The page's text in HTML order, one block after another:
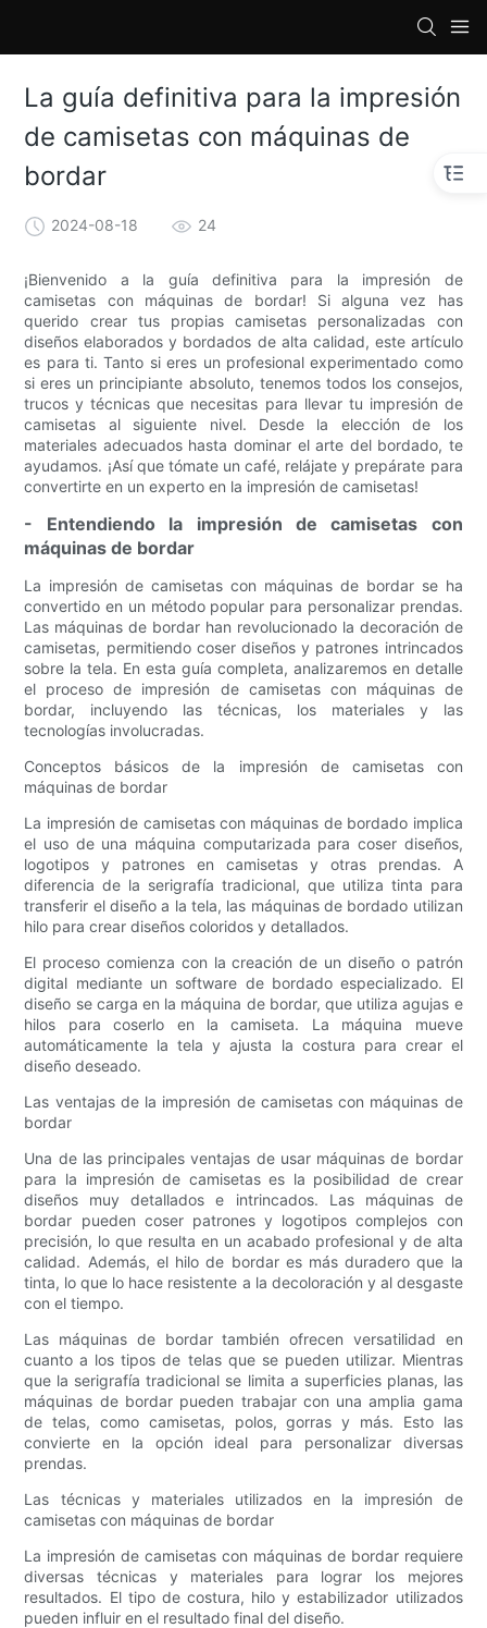
La guía definitiva para la impresión
de camisetas con máquinas de
bordar
2024-08-18 24
¡Bienvenido a la guía definitiva para la impresión de
camisetas con máquinas de bordar! Si alguna vez has
querido crear tus propias camisetas personalizadas con
diseños elaborados y bordados de alta calidad, este artículo
es para ti. Tanto si eres un profesional experimentado como
si eres un principiante absoluto, tenemos todos los consejos,
trucos y técnicas que necesitas para llevar tu impresión de
camisetas al siguiente nivel. Desde la elección de los
materiales adecuados hasta dominar el arte del bordado, te
ayudamos. ¡Así que tómate un café, relájate y prepárate para
convertirte en un experto en la impresión de camisetas!
- Entendiendo la impresión de camisetas con
máquinas de bordar
La impresión de camisetas con máquinas de bordar se ha
convertido en un método popular para personalizar prendas.
Las máquinas de bordar han revolucionado la decoración de
camisetas, permitiendo coser diseños y patrones intrincados
sobre la tela. En esta guía completa, analizaremos en detalle
el proceso de impresión de camisetas con máquinas de
bordar, incluyendo las técnicas, los materiales y las
tecnologías involucradas.
Conceptos básicos de la impresión de camisetas con
máquinas de bordar
La impresión de camisetas con máquinas de bordado implica
el uso de una máquina computarizada para coser diseños,
logotipos y patrones en camisetas y otras prendas. A
diferencia de la serigrafía tradicional, que utiliza tinta para
transferir el diseño a la tela, las máquinas de bordado utilizan
hilo para crear diseños coloridos y detallados.
El proceso comienza con la creación de un diseño o patrón
digital mediante un software de bordado especializado. El
diseño se carga en la máquina de bordar, que utiliza agujas e
hilos para coserlo en la camiseta. La máquina mueve
automáticamente la tela y ajusta la costura para crear el
diseño deseado.
Las ventajas de la impresión de camisetas con máquinas de
bordar
Una de las principales ventajas de usar máquinas de bordar
para la impresión de camisetas es la posibilidad de crear
diseños muy detallados e intrincados. Las máquinas de
bordar pueden coser patrones y logotipos complejos con
precisión, lo que resulta en un acabado profesional y de alta
calidad. Además, el hilo de bordar es más duradero que la
tinta, lo que lo hace resistente a la decoloración y al desgaste
con el tiempo.
Las máquinas de bordar también ofrecen versatilidad en
cuanto a los tipos de telas que se pueden utilizar. Mientras
que la serigrafía tradicional se limita a superficies planas, las
máquinas de bordar pueden trabajar con una amplia gama
de telas, como camisetas, polos, gorras y más. Esto las
convierte en la opción ideal para personalizar diversas
prendas.
Las técnicas y materiales utilizados en la impresión de
camisetas con máquinas de bordar
La impresión de camisetas con máquinas de bordar requiere
diversas técnicas y materiales para lograr los mejores
resultados. El tipo de costura, hilo y estabilizador utilizados
pueden influir en el resultado final del diseño.